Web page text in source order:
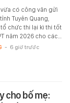
có công văn gửi
Tuyên Quang,
chức thi lại kì thi tốt
năm 2026 cho các…
- 6 giờ trước
cho bố mẹ: